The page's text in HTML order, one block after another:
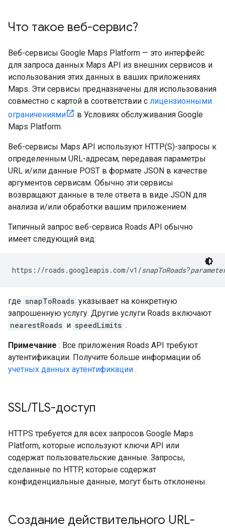
Что такое веб-сервис?
Веб-сервисы Google Maps Platform — это интерфейс
для запроса данных Maps API из внешних сервисов и
использования этих данных в ваших приложениях
Maps. Эти сервисы предназначены для использования
совместно с картой в соответствии с лицензионными
ограничениями
в Условиях обслуживания Google
Maps Platform.
Веб-сервисы Maps API используют HTTP(S)-запросы к
определенным URL-адресам, передавая параметры
URL и/или данные POST в формате JSON в качестве
аргументов сервисам. Обычно эти сервисы
возвращают данные в теле ответа в виде JSON для
анализа и/или обработки вашим приложением.
Типичный запрос веб-сервиса Roads API обычно
имеет следующий вид:
https://roads.googleapis.com/v1/snapToRoads?
где snapToRoads указывает на конкретную
запрошенную услугу. Другие услуги Roads включают
nearestRoads и speedLimits .
Примечание : Все приложения Roads API требуют
аутентификации. Получите больше информации об
учетных данных аутентификации .
SSL/TLS-доступ
HTTPS требуется для всех запросов Google Maps
Platform, которые используют ключи API или
содержат пользовательские данные. Запросы,
сделанные по HTTP, которые содержат
конфиденциальные данные, могут быть отклонены.
Создание действительного URL-